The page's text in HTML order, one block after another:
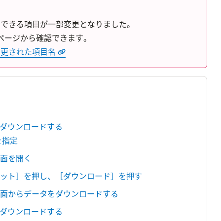
きる項目が一部変更となりました。
ジから確認できます。
された項目名
ウンロードする
定
を開く
ト］を押し、［ダウンロード］を押す
からデータをダウンロードする
ウンロードする